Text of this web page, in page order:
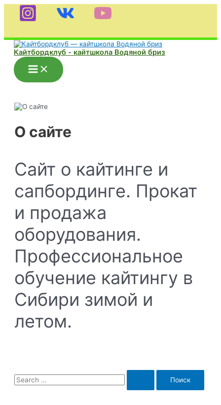
Перейти
содержимому
Кайтбордклуб - кайтшкола Водяной бриз
Main
Menu
О сайте
Сайт о кайтинге и
сапбординге. Прокат
и продажа
оборудования.
Профессиональное
обучение кайтингу в
Сибири зимой и
летом.
S